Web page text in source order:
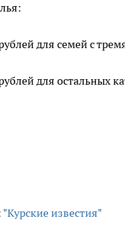
для семей с
для остальных
"Курские известия"